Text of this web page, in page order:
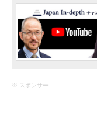
※ スポンサー